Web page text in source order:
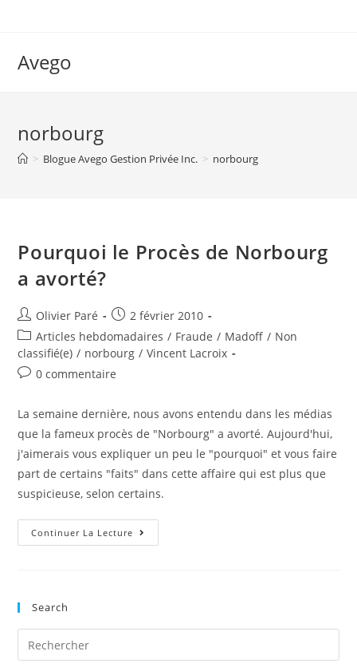
Avego
norbourg
> Blogue Avego Gestion Privée Inc. > norbourg
Pourquoi le Procès de Norbourg
a avorté?
Auteur/autrice
de
la
publication :
Olivier Paré
Post
published:
2 février 2010
Post
category:
Articles hebdomadaires / Fraude / Madoff / Non
classifié(e) / norbourg / Vincent Lacroix
Post0 commentaire
La semaine dernière, nous avons entendu dans les médias
que la fameux procès de "Norbourg" a avorté. Aujourd'hui,
j'aimerais vous expliquer un peu le "pourquoi" et vous faire
part de certains "faits" dans cette affaire qui est plus que
suspicieuse, selon certains.
Continuer La Lecture Pourquoi
Le
Search